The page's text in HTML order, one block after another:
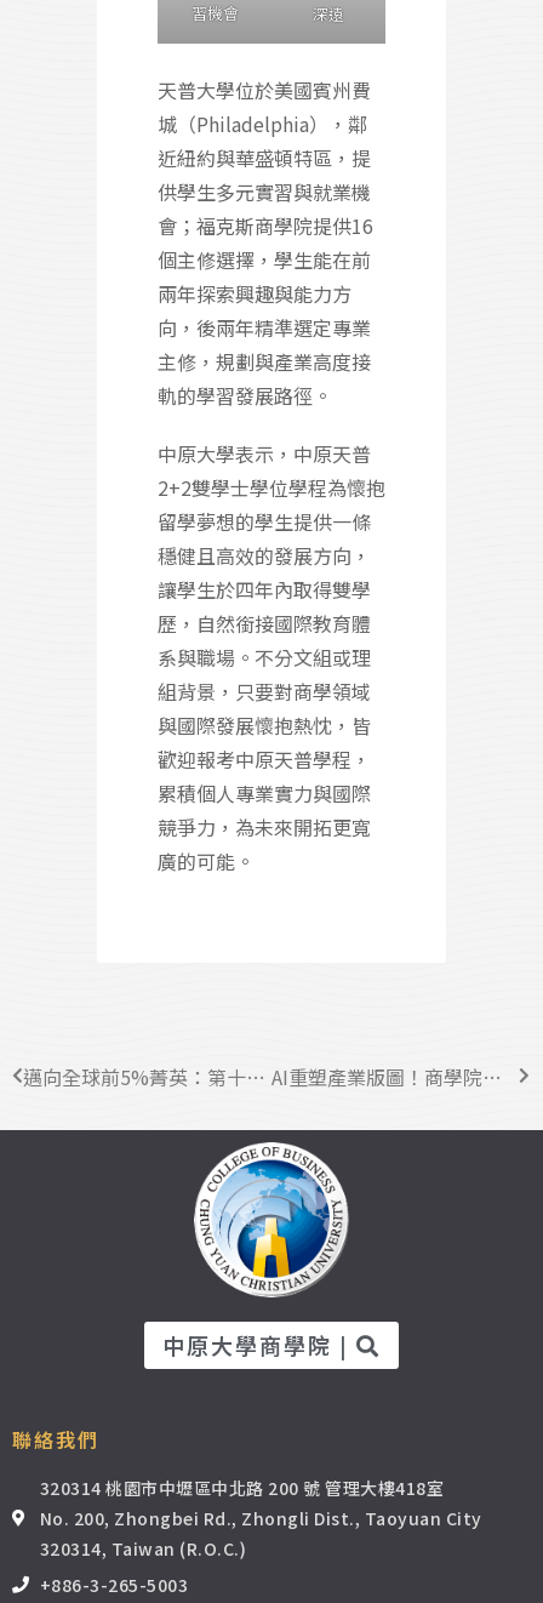
習機會
深遠
天普大學位於美國賓州費
城（Philadelphia），鄰
近紐約與華盛頓特區，提
供學生多元實習與就業機
會；福克斯商學院提供16
個主修選擇，學生能在前
兩年探索興趣與能力方
向，後兩年精準選定專業
主修，規劃與產業高度接
軌的學習發展路徑。
中原大學表示，中原天普
2+2雙學士學位學程為懷抱
留學夢想的學生提供一條
穩健且高效的發展方向，
讓學生於四年內取得雙學
歷，自然銜接國際教育體
系與職場。不分文組或理
組背景，只要對商學領域
與國際發展懷抱熱忱，皆
歡迎報考中原天普學程，
累積個人專業實力與國際
競爭力，為未來開拓更寬
廣的可能。
邁向全球前5%菁英：第十屆BGS中原分會入會說明會圓滿舉行 卓越商學人才齊聚共啟國際領袖之路 AI重塑產業版圖！商學院論壇解析電力、備援與散熱三大關鍵技術
中原大學商學院 |
聯絡我們
320314 桃園市中壢區中北路 200 號 管理大樓418室
No. 200, Zhongbei Rd., Zhongli Dist., Taoyuan City
320314, Taiwan (R.O.C.)
+886-3-265-5003